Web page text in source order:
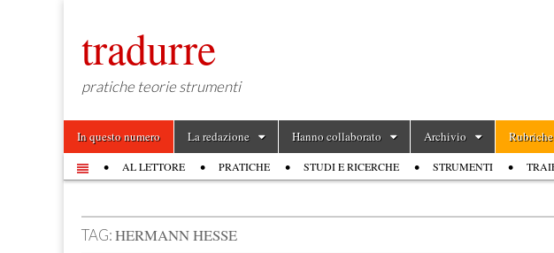
tradurre
pratiche teorie strumenti
Main menu
Skip to content
In questo numero La redazione Hanno collaborato Archivio Rubriche
Sub menu
AL LETTORE PRATICHE STUDI E RICERCHE STRUMENTI
TAG:HERMANN HESSE